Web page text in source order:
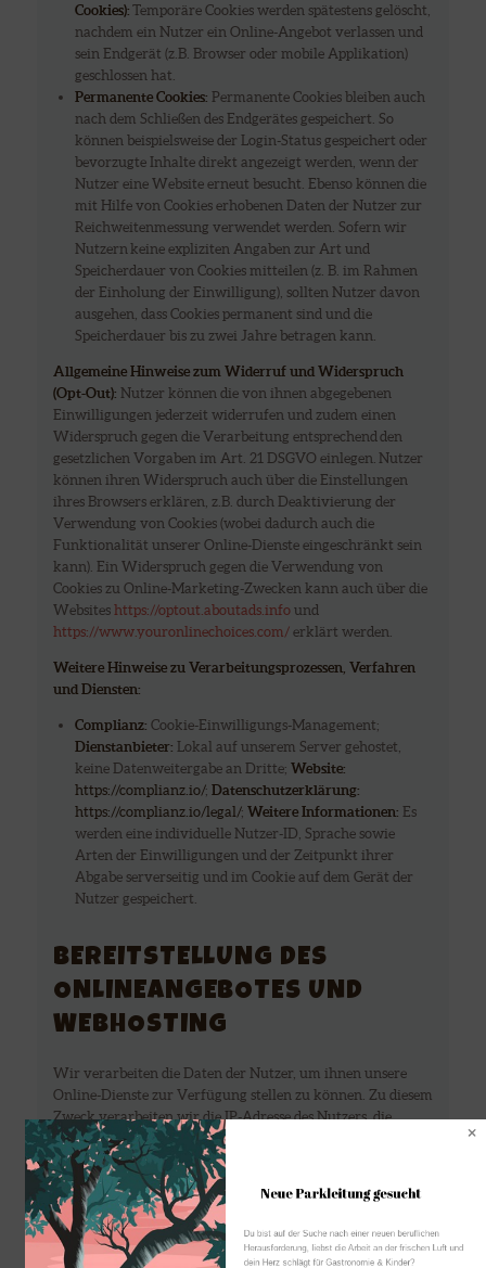
Cookies): Temporäre Cookies werden spätestens gelöscht,
nachdem ein Nutzer ein Online-Angebot verlassen und
sein Endgerät (z.B. Browser oder mobile Applikation)
geschlossen hat.
Permanente Cookies: Permanente Cookies bleiben auch
nach dem Schließen des Endgerätes gespeichert. So
können beispielsweise der Login-Status gespeichert oder
bevorzugte Inhalte direkt angezeigt werden, wenn der
Nutzer eine Website erneut besucht. Ebenso können die
mit Hilfe von Cookies erhobenen Daten der Nutzer zur
Reichweitenmessung verwendet werden. Sofern wir
Nutzern keine expliziten Angaben zur Art und
Speicherdauer von Cookies mitteilen (z. B. im Rahmen
der Einholung der Einwilligung), sollten Nutzer davon
ausgehen, dass Cookies permanent sind und die
Speicherdauer bis zu zwei Jahre betragen kann.
Allgemeine Hinweise zum Widerruf und Widerspruch
(Opt-Out): Nutzer können die von ihnen abgegebenen
Einwilligungen jederzeit widerrufen und zudem einen
Widerspruch gegen die Verarbeitung entsprechend den
gesetzlichen Vorgaben im Art. 21 DSGVO einlegen. Nutzer
können ihren Widerspruch auch über die Einstellungen
ihres Browsers erklären, z.B. durch Deaktivierung der
Verwendung von Cookies (wobei dadurch auch die
Funktionalität unserer Online-Dienste eingeschränkt sein
kann). Ein Widerspruch gegen die Verwendung von
Cookies zu Online-Marketing-Zwecken kann auch über die
Websites https://optout.aboutads.info und
https://www.youronlinechoices.com/ erklärt werden.
Weitere Hinweise zu Verarbeitungsprozessen, Verfahren
und Diensten:
Complianz: Cookie-Einwilligungs-Management;
Dienstanbieter: Lokal auf unserem Server gehostet,
keine Datenweitergabe an Dritte; Website:
https://complianz.io/; Datenschutzerklärung:
https://complianz.io/legal/; Weitere Informationen: Es
werden eine individuelle Nutzer-ID, Sprache sowie
Arten der Einwilligungen und der Zeitpunkt ihrer
Abgabe serverseitig und im Cookie auf dem Gerät der
Nutzer gespeichert.
BEREITSTELLUNG DES
ONLINEANGEBOTES UND
WEBHOSTING
Wir verarbeiten die Daten der Nutzer, um ihnen unsere
Online-Dienste zur Verfügung stellen zu können. Zu diesem
Zweck verarbeiten wir die IP-Adresse des Nutzers, die
notwendig ist, um die Inhalte und Funktionen unserer
Online-Dienste an den Browser oder das Endgerät der
Nutzer zu übermitteln.
Verarbeitete Datenarten:
Webseiten, Interesse an Inhalten, Zugriffszeiten);
Meta-/Kommunikationsdaten (z.B. Geräte-
Neue Parkleitung gesucht
Du bist auf der Suche nach einer neuen beruflichen
Herausforderung, liebst die Arbeit an der frischen Luft und
dein Herz schlägt für Gastronomie & Kinder?